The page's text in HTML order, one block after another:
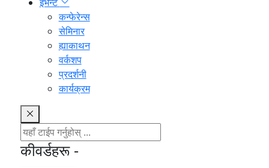
कन्फेरेन्स
सेमिनार
ह्याकाथन
वर्कशप
प्रदर्शनी
कार्यक्रम
कीवर्डहरू -